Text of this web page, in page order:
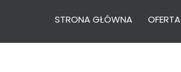
STRONA GŁÓWNA OFERTA